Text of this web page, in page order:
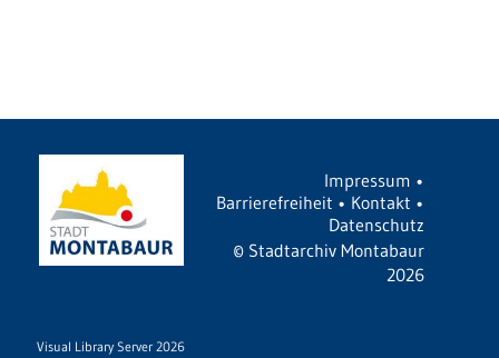
Impressum •
Barrierefreiheit • Kontakt •
Datenschutz
© Stadtarchiv Montabaur
2026
Visual Library Server 2026